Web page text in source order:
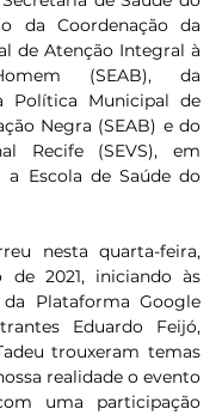
da Coordenação da
de Atenção Integral à
(SEAB), da
Política Municipal de
Negra (SEAB) e do
Recife (SEVS), em
Escola de Saúde do
nesta quarta-feira,
de 2021, iniciando às
Plataforma Google
Eduardo Feijó,
trouxeram temas
realidade o evento
uma participação